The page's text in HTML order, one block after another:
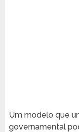
Um modelo que
governamental